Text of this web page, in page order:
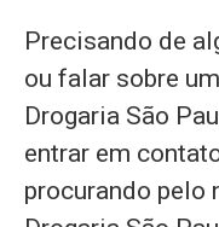
Precisando de
ou falar sobre
Drogaria São
entrar em
procurando pelo